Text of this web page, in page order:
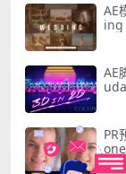
AE
ing
AE
PR